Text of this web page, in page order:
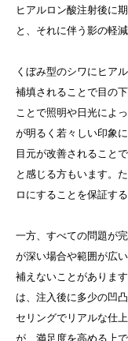
ヒアルロン酸注射後に
と、それに伴う影の軽減
くぼみ型のシワにヒア
補填されることで目の
ことで照明や日光によ
が明るく若々しい印象
目元が改善されること
と感じる方もいます。
ロにすることを保証す
一方、すべての問題が
が深い場合や範囲が広
補えないことがありま
は、注入後に多少の凹
セリングでリアルな仕
が、満足度を高める上で